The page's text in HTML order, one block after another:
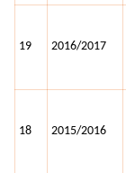
19 2016/2017
18 2015/2016